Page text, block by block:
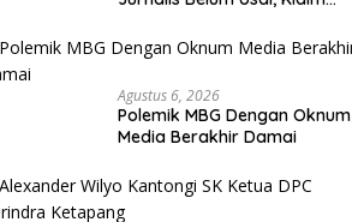
Agustus 6, 2026
Polemik MBG Dengan Oknum
Media Berakhir Damai